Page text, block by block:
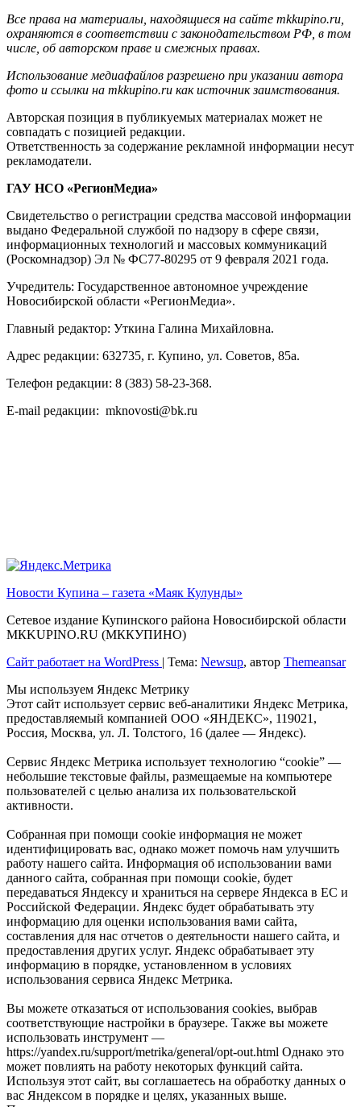
Все права на материалы, находящиеся на сайте mkkupino.ru,
охраняются в соответствии с законодательством РФ, в том
числе, об авторском праве и смежных правах.
Использование медиафайлов разрешено при указании автора
фото и ссылки на mkkupino.ru как источник заимствования.
Авторская позиция в публикуемых материалах может не
совпадать с позицией редакции.
Ответственность за содержание рекламной информации несут
рекламодатели.
ГАУ НСО «РегионМедиа»
Свидетельство о регистрации средства массовой информации
выдано Федеральной службой по надзору в сфере связи,
информационных технологий и массовых коммуникаций
(Роскомнадзор) Эл № ФС77-80295 от 9 февраля 2021 года.
Учредитель: Государственное автономное учреждение
Новосибирской области «РегионМедиа».
Главный редактор: Уткина Галина Михайловна.
Адрес редакции: 632735, г. Купино, ул. Советов, 85а.
Телефон редакции: 8 (383) 58-23-368.
E-mail редакции: mknovosti@bk.ru
Новости Купина – газета «Маяк Кулунды»
Сетевое издание Купинского района Новосибирской области
МКKUPINO.RU (МККУПИНО)
Сайт работает на WordPress
Тема: Newsup, автор Themeansar
Мы используем Яндекс Метрику
Этот сайт использует сервис веб-аналитики Яндекс Метрика,
предоставляемый компанией ООО «ЯНДЕКС», 119021,
Россия, Москва, ул. Л. Толстого, 16 (далее — Яндекс).
Сервис Яндекс Метрика использует технологию “cookie” —
небольшие текстовые файлы, размещаемые на компьютере
пользователей с целью анализа их пользовательской
активности.
Собранная при помощи cookie информация не может
идентифицировать вас, однако может помочь нам улучшить
работу нашего сайта. Информация об использовании вами
данного сайта, собранная при помощи cookie, будет
передаваться Яндексу и храниться на сервере Яндекса в ЕС и
Российской Федерации. Яндекс будет обрабатывать эту
информацию для оценки использования вами сайта,
составления для нас отчетов о деятельности нашего сайта, и
предоставления других услуг. Яндекс обрабатывает эту
информацию в порядке, установленном в условиях
использования сервиса Яндекс Метрика.
Вы можете отказаться от использования cookies, выбрав
соответствующие настройки в браузере. Также вы можете
использовать инструмент —
https://yandex.ru/support/metrika/general/opt-out.html Однако это
может повлиять на работу некоторых функций сайта.
Используя этот сайт, вы соглашаетесь на обработку данных о
вас Яндексом в порядке и целях, указанных выше.